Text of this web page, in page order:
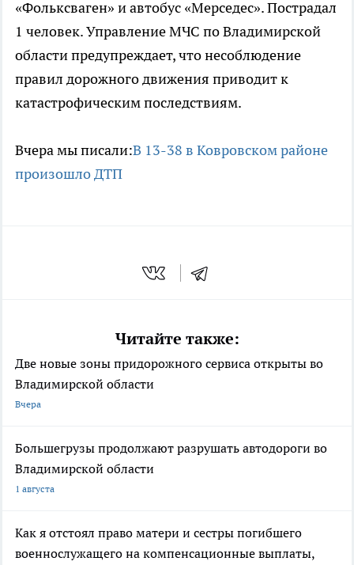
«Фольксваген» и автобус «Мерседес». Пострадал
1 человек. Управление МЧС по Владимирской
области предупреждает, что несоблюдение
правил дорожного движения приводит к
катастрофическим последствиям.
Вчера мы писали:В 13-38 в Ковровском районе
произошло ДТП
Читайте также:
Две новые зоны придорожного сервиса открыты во
Владимирской области
Вчера
Большегрузы продолжают разрушать автодороги во
Владимирской области
1 августа
Как я отстоял право матери и сестры погибшего
военнослужащего на компенсационные выплаты,